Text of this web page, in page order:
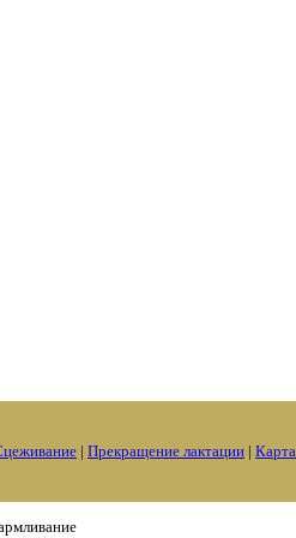
| Прекращение лактации |